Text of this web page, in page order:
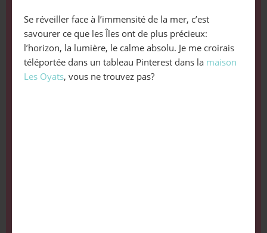
Se réveiller face à l’immensité de la mer, c’est
savourer ce que les Îles ont de plus précieux:
l’horizon, la lumière, le calme absolu. Je me croirais
téléportée dans un tableau Pinterest dans la maison
Les Oyats, vous ne trouvez pas?